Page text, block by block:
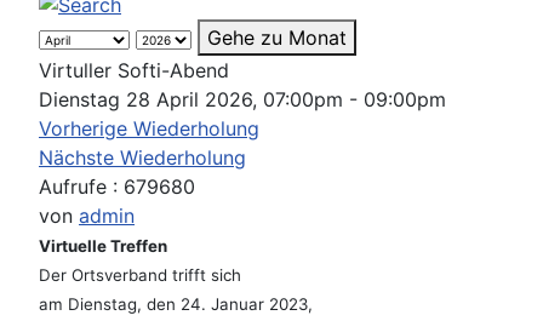
Gehe zu Monat
Virtuller Softi-Abend
Dienstag 28 April 2026, 07:00pm - 09:00pm
Vorherige Wiederholung
Nächste Wiederholung
Aufrufe : 679680
von admin
Virtuelle Treffen
Der Ortsverband trifft sich
am Dienstag, den 24. Januar 2023,